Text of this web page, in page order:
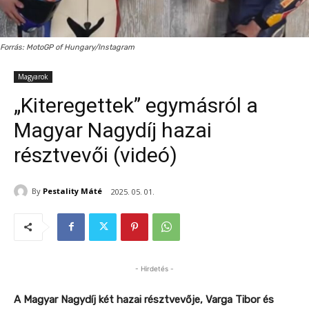
Forrás: MotoGP of Hungary/Instagram
Magyarok
„Kiteregettek” egymásról a
Magyar Nagydíj hazai
résztvevői (videó)
By Pestality Máté 2025. 05. 01.
- Hirdetés -
A Magyar Nagydíj két hazai résztvevője, Varga Tibor és